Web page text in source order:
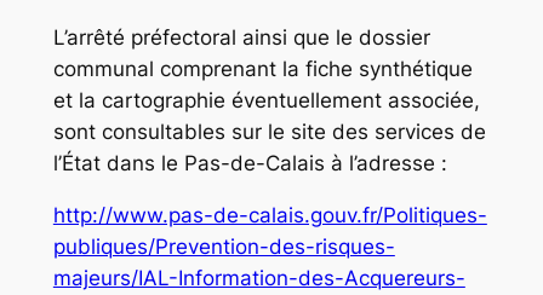
L’arrêté préfectoral ainsi que le dossier
communal comprenant la fiche synthétique
et la cartographie éventuellement associée,
sont consultables sur le site des services de
l’État dans le Pas-de-Calais à l’adresse :
http://www.pas-de-calais.gouv.fr/Politiques-
publiques/Prevention-des-risques-
majeurs/IAL-Information-des-Acquereurs-